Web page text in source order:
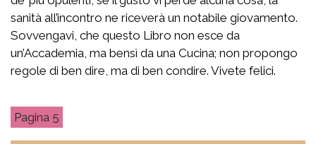
sanità all’incontro ne riceverà un notabile giovamento.
Sovvengavi, che questo Libro non esce da
un’Accademia, ma bensì da una Cucina; non propongo
regole di ben dire, ma di ben condire. Vivete felici.
5